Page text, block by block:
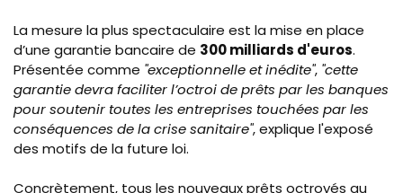
La mesure la plus spectaculaire est la mise en place
d’une garantie bancaire de 300 milliards d'euros.
Présentée comme "exceptionnelle et inédite", "cette
garantie devra faciliter l’octroi de prêts par les banques
pour soutenir toutes les entreprises touchées par les
conséquences de la crise sanitaire", explique l'exposé
des motifs de la future loi.
Concrètement, tous les nouveaux prêts octroyés au